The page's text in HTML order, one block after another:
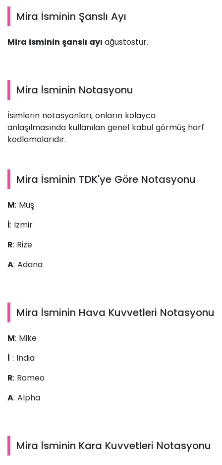
Mira İsminin Şanslı Ayı
Mira isminin şanslı ayı ağustostur.
Mira İsminin Notasyonu
İsimlerin notasyonları, onların kolayca
anlaşılmasında kullanılan genel kabul görmüş harf
kodlamalarıdır.
Mira İsminin TDK'ye Göre Notasyonu
M: Muş
İ: İzmir
R: Rize
A: Adana
Mira İsminin Hava Kuvvetleri Notasyonu
M: Mike
İ : India
R: Romeo
A: Alpha
Mira İsminin Kara Kuvvetleri Notasyonu